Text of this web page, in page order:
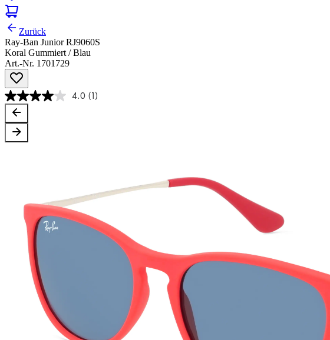
Zurück
Ray-Ban Junior RJ9060S
Koral Gummiert / Blau
Art.-Nr. 1701729
4.0 (1)